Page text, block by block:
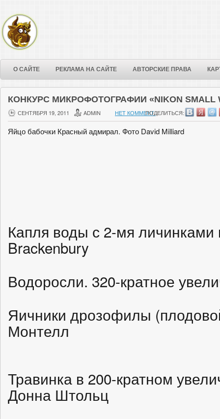
О САЙТЕ РЕКЛАМА НА САЙТЕ АВТОРСКИЕ ПРАВА
КОНКУРС МИКРОФОТОГРАФИИ «NIKON SMALL
СЕНТЯБРЯ 19, 2011 ADMIN НЕТ КОММЕНТ.ПОДЕЛИТЬСЯ:
Яйцо бабочки Красный адмирал. Фото David Milliard
Капля воды с 2-мя личинками
Brackenbury
Водоросли. 320-кратное
Яичники дрозофилы
Монтелл
Травинка в 200-кратном
Донна Штольц